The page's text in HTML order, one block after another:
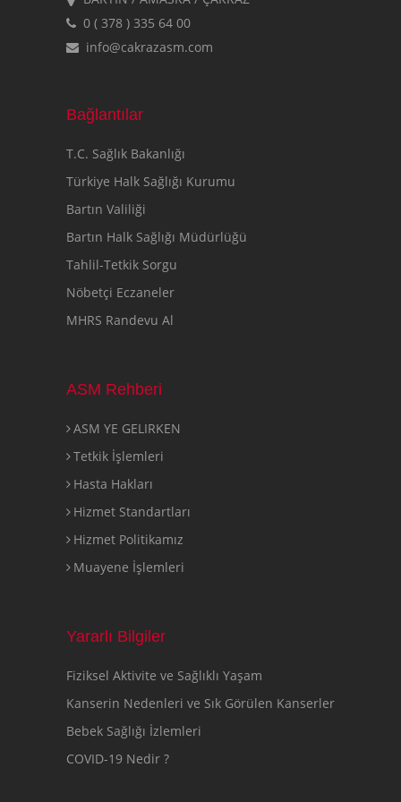
0 ( 378 ) 335 64 00
info@cakrazasm.com
Bağlantılar
T.C. Sağlık Bakanlığı
Türkiye Halk Sağlığı Kurumu
Bartın Valiliği
Bartın Halk Sağlığı Müdürlüğü
Tahlil-Tetkik Sorgu
Nöbetçi Eczaneler
MHRS Randevu Al
ASM Rehberi
ASM YE GELIRKEN
Tetkik İşlemleri
Hasta Hakları
Hizmet Standartları
Hizmet Politikamız
Muayene İşlemleri
Yararlı Bilgiler
Fiziksel Aktivite ve Sağlıklı Yaşam
Kanserin Nedenleri ve Sık Görülen Kanserler
Bebek Sağlığı İzlemleri
COVID-19 Nedir ?